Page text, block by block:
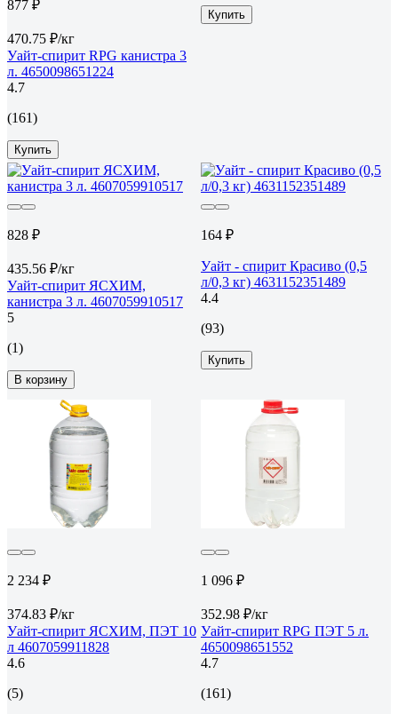
877 ₽
470.75 ₽/кг
Уайт-спирит RPG канистра 3
л. 4650098651224
4.7
(161)
Купить
Купить
828 ₽
435.56 ₽/кг
Уайт-спирит ЯСХИМ,
канистра 3 л. 4607059910517
5
(1)
В корзину
164 ₽
Уайт - спирит Красиво (0,5
л/0,3 кг) 4631152351489
4.4
(93)
Купить
2 234 ₽
374.83 ₽/кг
Уайт-спирит ЯСХИМ, ПЭТ 10
л 4607059911828
4.6
(5)
1 096 ₽
352.98 ₽/кг
Уайт-спирит RPG ПЭТ 5 л.
4650098651552
4.7
(161)